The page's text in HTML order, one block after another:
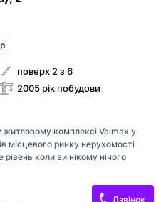
поверх 2 з 6
2005 рік побудови
житловому комплексі Valmax у
місцевого ринку нерухомості
коли ви нікому нічого
Тараса Шевченка. Територія
найприватнішої території у
Дзвінок